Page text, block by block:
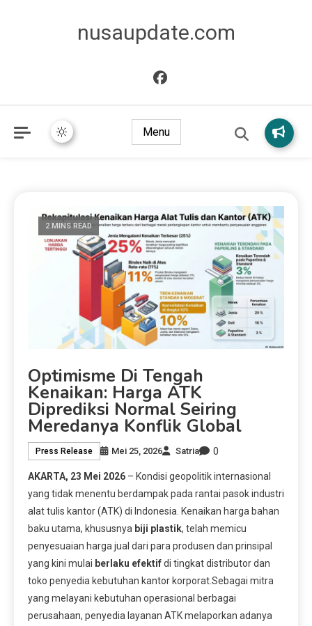
nusaupdate.com
Menu
2 MINS READ
Optimisme Di Tengah
Kenaikan: Harga ATK
Diprediksi Normal Seiring
Meredanya Konflik Global
Press Release Mei 25, 2026 Satria 0
AKARTA, 23 Mei 2026 – Kondisi geopolitik internasional
yang tidak menentu berdampak pada rantai pasok industri
alat tulis kantor (ATK) di Indonesia. Kenaikan harga bahan
baku utama, khususnya biji plastik, telah memicu
penyesuaian harga jual dari para produsen dan prinsipal
yang kini mulai berlaku efektifdi tingkat distributor dan
toko penyedia kebutuhan kantor korporat.Sebagai mitra
yang melayani kebutuhan operasional berbagai
perusahaan, penyedia layanan ATK melaporkan adanya